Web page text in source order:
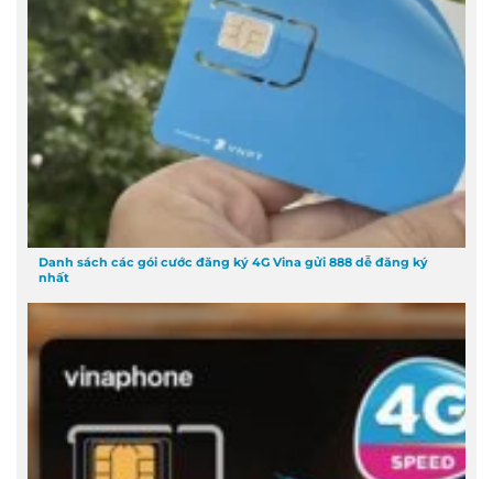
Danh sách các gói cước đăng ký 4G Vina gửi 888 dễ đăng ký
nhất